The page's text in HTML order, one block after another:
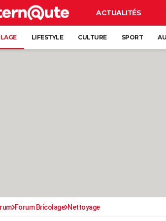
ACTUALITÉS
LIFESTYLE CULTURE SPORT
Forum Bricolage Nettoyage